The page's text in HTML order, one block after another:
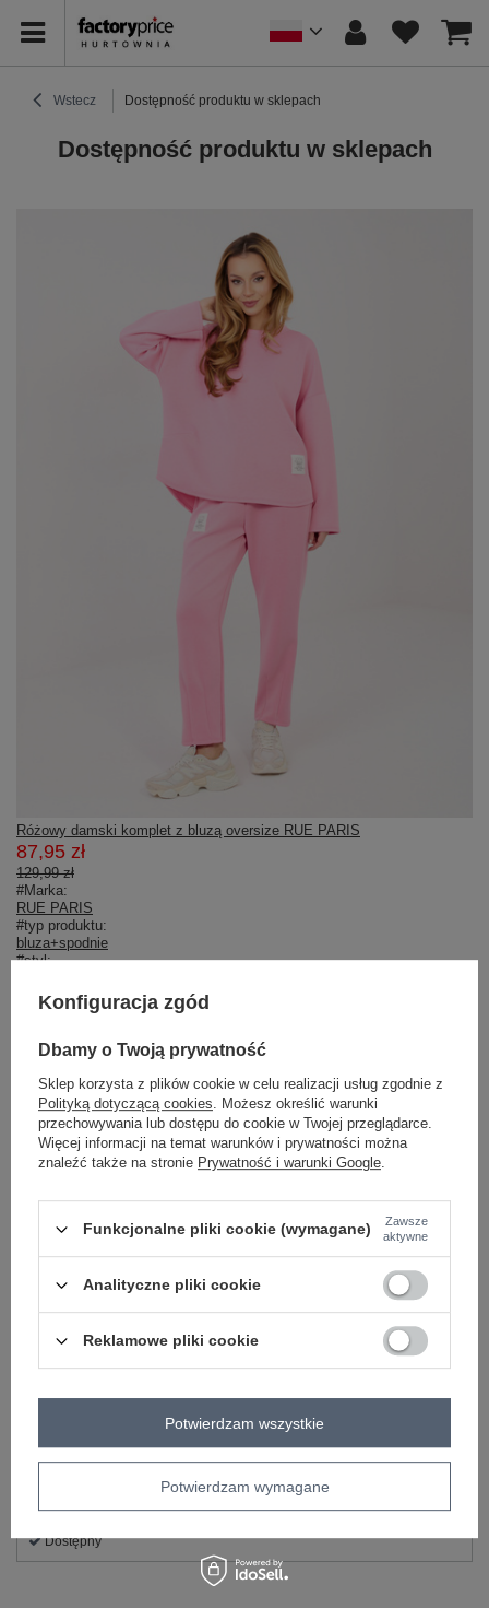
Wstecz Dostępność produktu w sklepach
Dostępność produktu w sklepach
Różowy damski komplet z bluzą oversize RUE PARIS
87,95 zł
129,99 zł
#Marka:
RUE PARIS
#typ produktu:
bluza+spodnie
#styl:
#okazja:
codzienne
gładki
poliester
#długość:
długa
#styl nogawek:
zwężane
#wysokość w pasie:
#kieszenie:
długi rękaw
okrągły
#cechy dodatkowe:
#skład materiału :
pranie w pralce w 30°C
Modelka ma na sobie rozmiar one size. Wymiary modelki: wzrost 169
cm, biust 88 cm, talia 68 cm, biodra 89 cm
Dostępny
Konfiguracja zgód
Dbamy o Twoją prywatność
Sklep korzysta z plików cookie w celu realizacji usług zgodnie z
Polityką dotyczącą cookies. Możesz określić warunki
przechowywania lub dostępu do cookie w Twojej przeglądarce.
Więcej informacji na temat warunków i prywatności można
znaleźć także na stronie Prywatność i warunki Google.
Funkcjonalne pliki cookie (wymagane)
Zawsze
aktywne
Analityczne pliki cookie
Reklamowe pliki cookie
Potwierdzam wymagane
Potwierdzam wszystkie